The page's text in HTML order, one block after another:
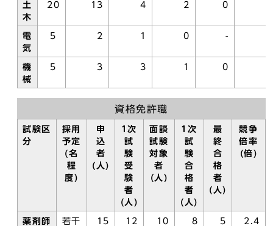
土
木
20 13 4 2 0
電
気
5 2 1 0 -
機
械
5 3 3 1 0
資格免許職
試験区
分
採用
予定
(名
程
度)
申
込
者
(人)
1次
試
験
受
験
者
(人)
面談
試験
対象
者
(人)
1次
試
験
合
格
者
(人)
最
終
合
格
者
(人)
競争
倍率
(倍)
薬剤師
若干
15 12 10 8 5 2.4